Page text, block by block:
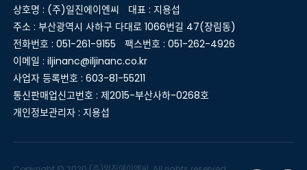
상호명 : (주)일진에이엔씨
대표 : 지용섭
주소 : 부산광역시 사하구 다대로 1066번길 47(장림동)
전화번호 : 051-261-9155
팩스번호 : 051-262-4926
이메일 : iljinanc@iljinanc.co.kr
사업자 등록번호 : 603-81-55211
통신판매업신고번호 : 제2015-부산사하-0268호
개인정보관리자 : 지용섭